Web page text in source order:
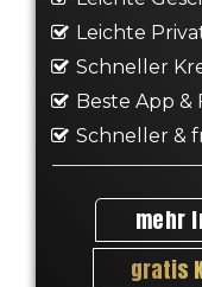
Leichte
Schneller
Beste App
Schneller &
mehr
gratis